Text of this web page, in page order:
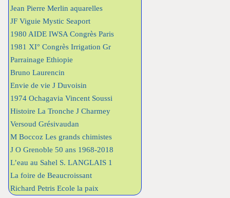
Jean Pierre Merlin aquarelles
JF Viguie Mystic Seaport
1980 AIDE IWSA Congrès Paris
1981 XI° Congrès Irrigation Gr
Parrainage Ethiopie
Bruno Laurencin
Envie de vie J Duvoisin
1974 Ochagavia Vincent Soussi
Histoire La Tronche J Charmey
Versoud Grésivaudan
M Boccoz Les grands chimistes
J O Grenoble 50 ans 1968-2018
L’eau au Sahel S. LANGLAIS 1
La foire de Beaucroissant
Richard Petris Ecole la paix